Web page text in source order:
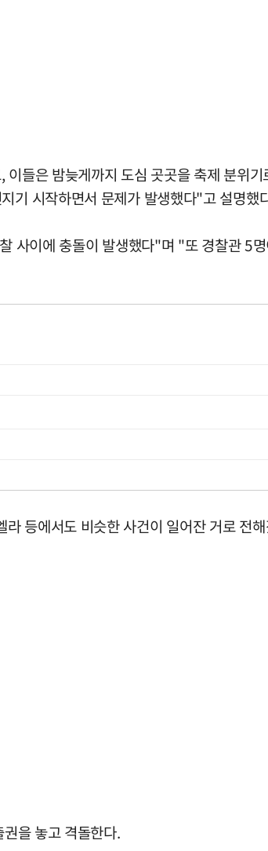
들은 밤늦게까지 도심 곳곳을 축제 분위
기 시작하면서 문제가 발생했다"고 설명했
사이에 충돌이 발생했다"며 "또 경찰관 5
등에서도 비슷한 사건이 일어잔 거로 전
을 놓고 격돌한다.